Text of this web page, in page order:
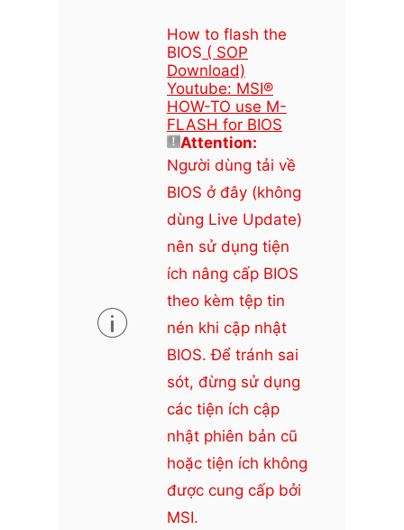
How to flash the
BIOS ( SOP
Download)
Youtube: MSI®
HOW-TO use M-
FLASH for BIOS
Attention:
Người dùng tải về
BIOS ở đây (không
dùng Live Update)
nên sử dụng tiện
ích nâng cấp BIOS
theo kèm tệp tin
nén khi cập nhật
BIOS. Để tránh sai
sót, đừng sử dụng
các tiện ích cập
nhật phiên bản cũ
hoặc tiện ích không
được cung cấp bởi
MSI.